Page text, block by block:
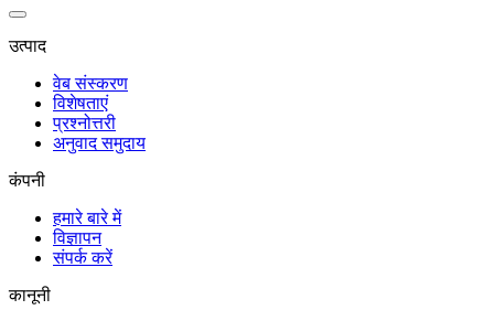
उत्पाद
वेब संस्करण
विशेषताएं
प्रश्नोत्तरी
अनुवाद समुदाय
कंपनी
हमारे बारे में
विज्ञापन
संपर्क करें
कानूनी